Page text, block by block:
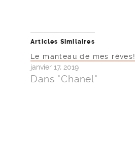
Articles Similaires
Le manteau de mes rêves!
janvier 17, 2019
Dans "Chanel"